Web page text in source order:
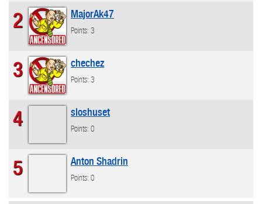
2 MajorAk47
Points: 3
3 chechez
Points: 3
4 sloshuset
Points: 0
5 Anton Shadrin
Points: 0